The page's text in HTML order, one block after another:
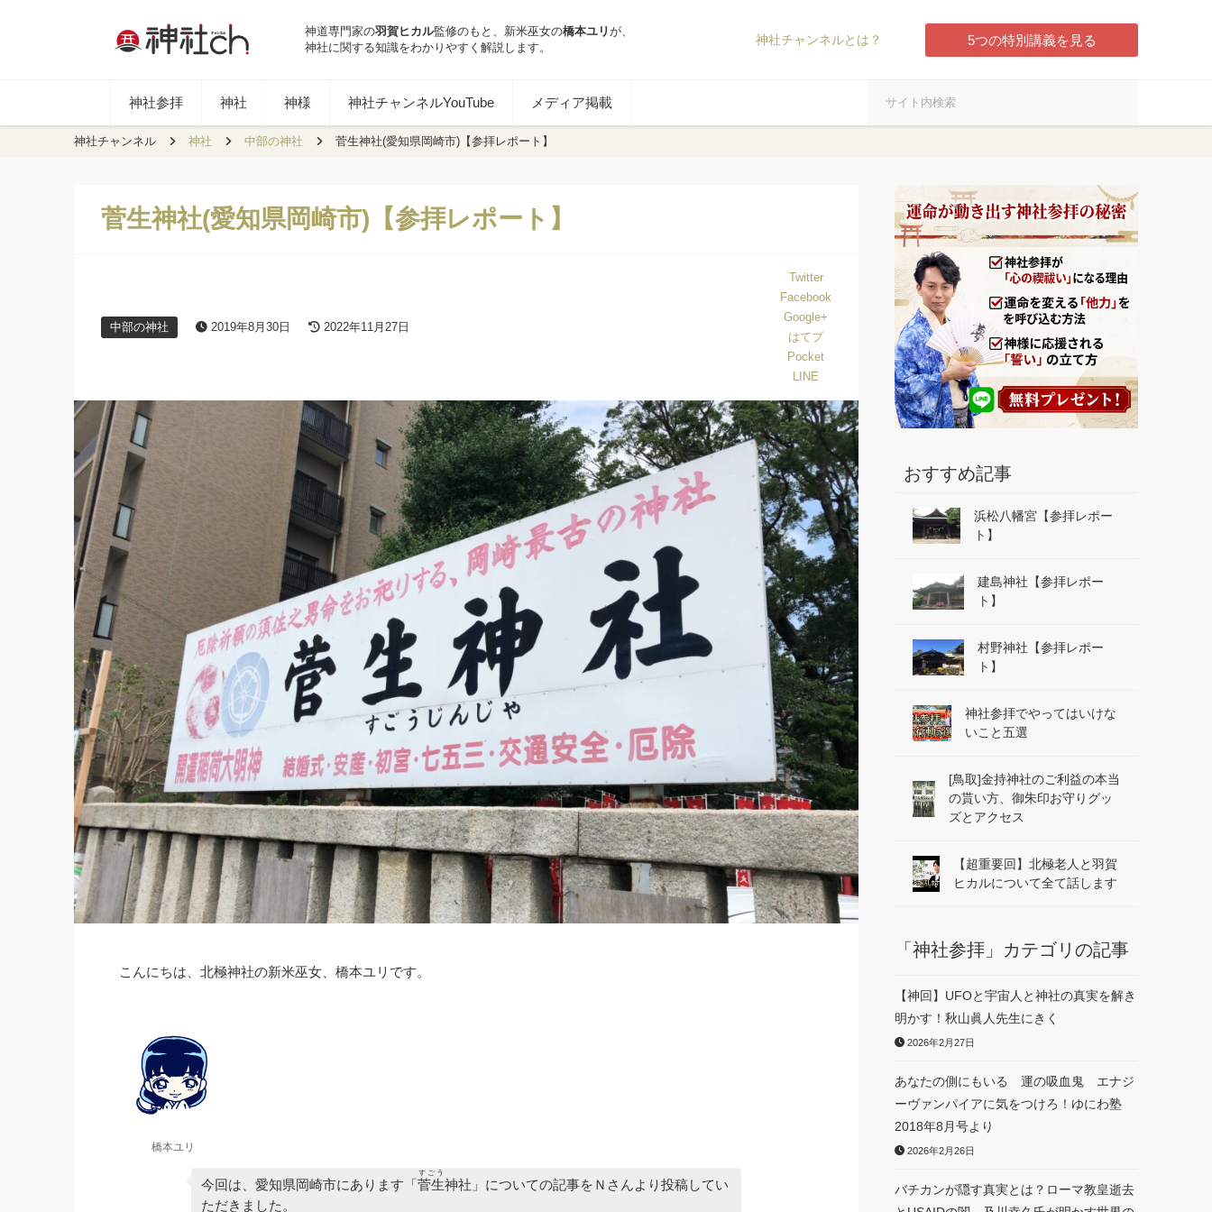
神道専門家の羽賀ヒカル監修のもと、新米巫女の橋本ユリ が、
神社に関する知識をわかりやすく解説します。
神社チャンネルとは？ 5つの特別講義を見る
神社参拝 神社 神様 神社チャンネルYouTube メディア掲載
神社チャンネル 神社 中部の神社 菅生神社(愛知県岡崎市)【参拝レポート】
菅生神社(愛知県岡崎市)【参拝レポート】
中部の神社 2019年8月30日 2022年11月27日
Twitter
Facebook
Google+
はてブ
Pocket
LINE
こんにちは、北極神社の新米巫女、橋本ユリです。
橋本ユリ
今回は、愛知県岡崎市にあります「菅生
すごう
神社」についての記事をＮさんより投稿してい
ただきました。
おすすめ記事
浜松八幡宮【参拝レポー
ト】
建島神社【参拝レポー
ト】
村野神社【参拝レポー
ト】
神社参拝でやってはいけな
いこと五選
[鳥取]金持神社のご利益の本当
の貰い方、御朱印お守りグッ
ズとアクセス
【超重要回】北極老人と羽賀
ヒカルについて全て話します
「神社参拝」カテゴリの記事
【神回】UFOと宇宙人と神社の真実を解き
明かす！秋山眞人先生にきく
2026年2月27日
あなたの側にもいる 運の吸血鬼 エナジ
ーヴァンパイアに気をつけろ！ゆにわ塾
2018年8月号より
2026年2月26日
バチカンが隠す真実とは？ローマ教皇逝去